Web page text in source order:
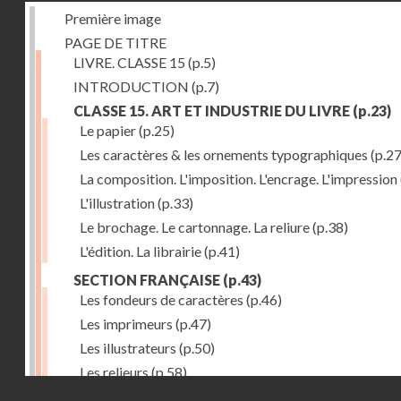
Première image
PAGE DE TITRE
LIVRE. CLASSE 15 (p.5)
INTRODUCTION (p.7)
CLASSE 15. ART ET INDUSTRIE DU LIVRE (p.23)
Le papier(p.25)
Les caractères & les ornements typographiques
La composition. L'imposition. L'encrage. L'impression
L'illustration(p.33)
Le brochage. Le cartonnage. La reliure(p.38)
L'édition. La librairie(p.41)
SECTION FRANÇAISE (p.43)
Les fondeurs de caractères (p.46)
Les imprimeurs (p.47)
Les illustrateurs (p.50)
Les relieurs (p.58)